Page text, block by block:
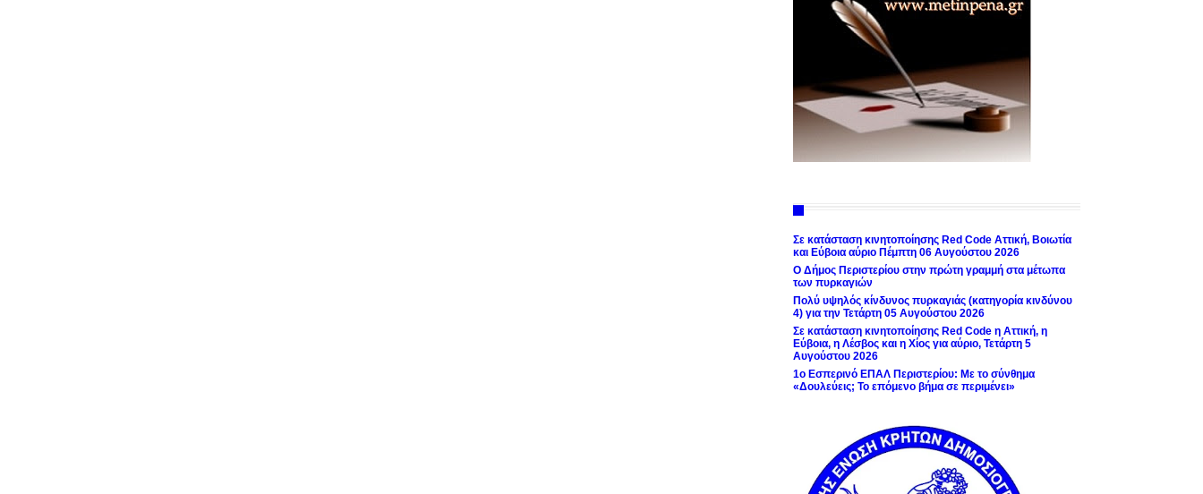
Σε κατάσταση κινητοποίησης Red Code Αττική, Βοιωτία
και Εύβοια αύριο Πέμπτη 06 Αυγούστου 2026
Ο Δήμος Περιστερίου στην πρώτη γραμμή στα μέτωπα
των πυρκαγιών
Πολύ υψηλός κίνδυνος πυρκαγιάς (κατηγορία κινδύνου
4) για την Τετάρτη 05 Αυγούστου 2026
Σε κατάσταση κινητοποίησης Red Code η Αττική, η
Εύβοια, η Λέσβος και η Χίος για αύριο, Τετάρτη 5
Αυγούστου 2026
1ο Εσπερινό ΕΠΑΛ Περιστερίου: Με το σύνθημα
«Δουλεύεις; Το επόμενο βήμα σε περιμένει»